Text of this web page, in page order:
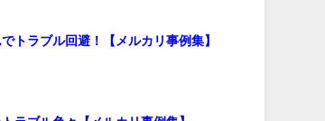
トラブル回避！【メルカリ事例集】